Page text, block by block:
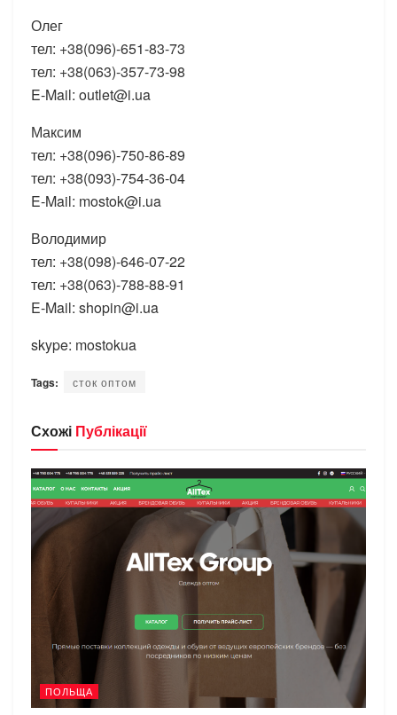
Олег
тел: +38(096)-651-83-73
тел: +38(063)-357-73-98
E-Mail: outlet@i.ua
Максим
тел: +38(096)-750-86-89
тел: +38(093)-754-36-04
E-Mail: mostok@i.ua
Володимир
тел: +38(098)-646-07-22
тел: +38(063)-788-88-91
E-Mail: shopin@i.ua
skype: mostokua
Tags: сток оптом
Схожі Публікації
ПОЛЬЩА